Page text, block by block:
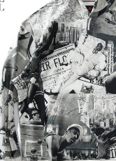
の環境（コンピュータ画面
り違い、店舗からのお取り